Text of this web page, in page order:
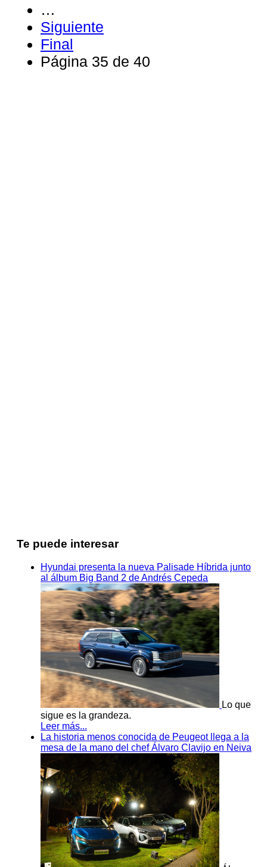
…
Siguiente
Final
Página 35 de 40
Te puede interesar
Hyundai presenta la nueva Palisade Híbrida junto
al álbum Big Band 2 de Andrés Cepeda
Lo que
sigue es la grandeza.
Leer más...
La historia menos conocida de Peugeot llega a la
mesa de la mano del chef Álvaro Clavijo en Neiva